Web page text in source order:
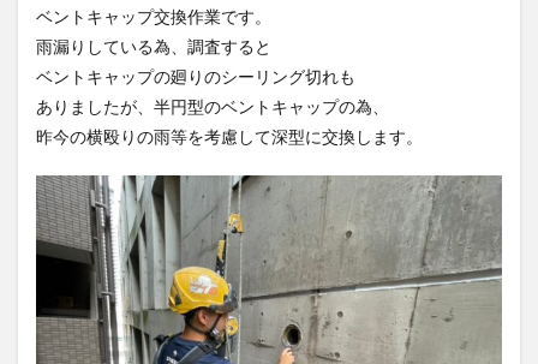
ベントキャップ交換作業です。
雨漏りしている為、調査すると
ベントキャップの廻りのシーリング切れも
ありましたが、半円型のベントキャップの為、
昨今の横殴りの雨等を考慮して深型に交換します。